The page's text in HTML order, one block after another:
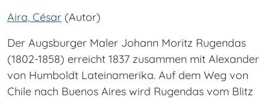
Aira, César (Autor)
Der Augsburger Maler Johann Moritz Rugendas
(1802-1858) erreicht 1837 zusammen mit Alexander
von Humboldt Lateinamerika. Auf dem Weg von
Chile nach Buenos Aires wird Rugendas vom Blitz